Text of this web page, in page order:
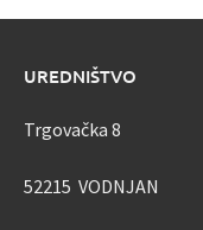
UREDNIŠTVO
Trgovačka 8
52215 VODNJAN